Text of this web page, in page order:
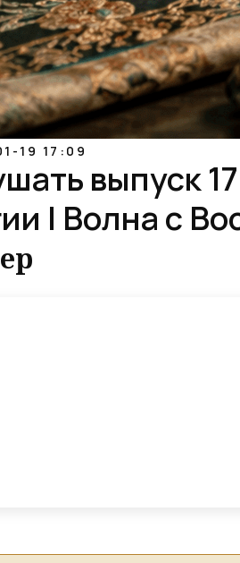
19 17:09
выпуск
| Волна с